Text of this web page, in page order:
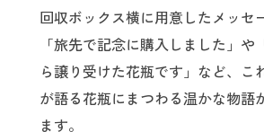
回収ボックス横に用意したメッセ
「旅先で記念に購入しました」や
ら譲り受けた花瓶です」など、こ
が語る花瓶にまつわる温かな物語
ます。